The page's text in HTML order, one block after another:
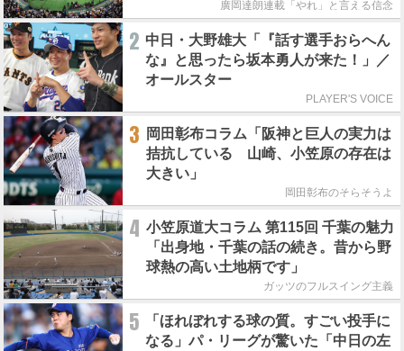
廣岡達朗連載「やれ」と言える信念
2 中日・大野雄大「『話す選手おらへん
な』と思ったら坂本勇人が来た！」／
オールスター
PLAYER'S VOICE
3
岡田彰布コラム「阪神と巨人の実力は
拮抗している 山崎、小笠原の存在は
大きい」
岡田彰布のそらそうよ
4 小笠原道大コラム 第115回 千葉の魅力
「出身地・千葉の話の続き。昔から野
球熱の高い土地柄です」
ガッツのフルスイング主義
5
「ほれぼれする球の質。すごい投手に
なる」パ・リーグが驚いた「中日の左